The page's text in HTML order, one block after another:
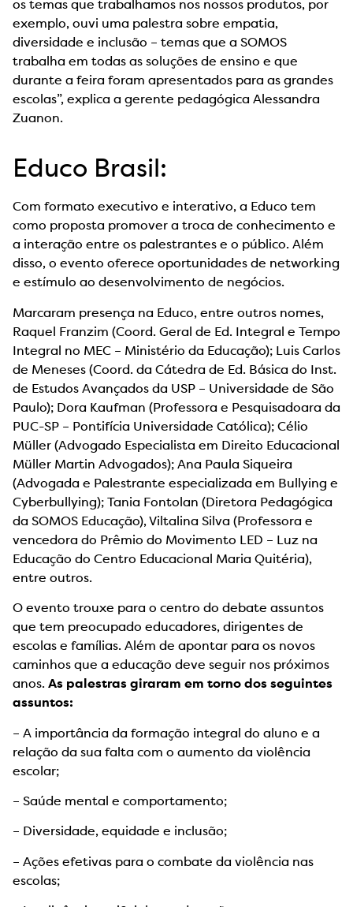
os temas que trabalhamos nos nossos produtos, por
exemplo, ouvi uma palestra sobre empatia,
diversidade e inclusão – temas que a SOMOS
trabalha em todas as soluções de ensino e que
durante a feira foram apresentados para as grandes
escolas”, explica a gerente pedagógica Alessandra
Zuanon.
Educo Brasil:
Com formato executivo e interativo, a Educo tem
como proposta promover a troca de conhecimento e
a interação entre os palestrantes e o público. Além
disso, o evento oferece oportunidades de networking
e estímulo ao desenvolvimento de negócios.
Marcaram presença na Educo, entre outros nomes,
Raquel Franzim (Coord. Geral de Ed. Integral e Tempo
Integral no MEC – Ministério da Educação); Luis Carlos
de Meneses (Coord. da Cátedra de Ed. Básica do Inst.
de Estudos Avançados da USP – Universidade de São
Paulo); Dora Kaufman (Professora e Pesquisadoara da
PUC-SP – Pontifícia Universidade Católica); Célio
Müller (Advogado Especialista em Direito Educacional
Müller Martin Advogados); Ana Paula Siqueira
(Advogada e Palestrante especializada em Bullying e
Cyberbullying); Tania Fontolan (Diretora Pedagógica
da SOMOS Educação), Viltalina Silva (Professora e
vencedora do Prêmio do Movimento LED – Luz na
Educação do Centro Educacional Maria Quitéria),
entre outros.
O evento trouxe para o centro do debate assuntos
que tem preocupado educadores, dirigentes de
escolas e famílias. Além de apontar para os novos
caminhos que a educação deve seguir nos próximos
anos. As palestras giraram em torno dos seguintes
assuntos:
– A importância da formação integral do aluno e a
relação da sua falta com o aumento da violência
escolar;
– Saúde mental e comportamento;
– Diversidade, equidade e inclusão;
– Ações efetivas para o combate da violência nas
escolas;